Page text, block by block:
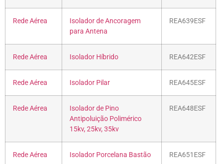
Rede Aérea
Isolador de Ancoragem
para Antena
REA639ESF
Rede Aérea Isolador Híbrido REA642ESF
Rede Aérea Isolador Pilar REA645ESF
Rede Aérea
Isolador de Pino
Antipoluição Polimérico
15kv, 25kv, 35kv
REA648ESF
Rede Aérea Isolador Porcelana Bastão REA651ESF